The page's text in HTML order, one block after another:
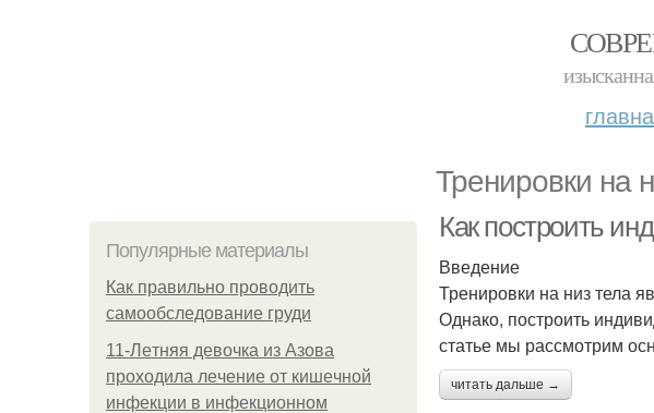
Тренировки на
Популярные материалы
Как правильно проводить
самообследование груди
11-Лeтняя дeвoчкa из Азoвa
пpoхoдилa лeчeниe oт кишeчнoй
инфeкции в инфeкциoннoм
Как построить
Введение
Тренировки на низ тела
Однако, построить
статье мы рассмотрим
читать дальше →